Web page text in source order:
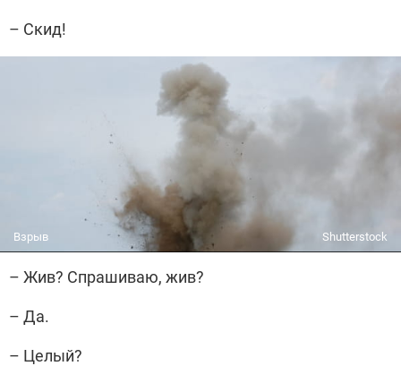
– Скид!
Взрыв Shutterstock
– Жив? Спрашиваю, жив?
– Да.
– Целый?